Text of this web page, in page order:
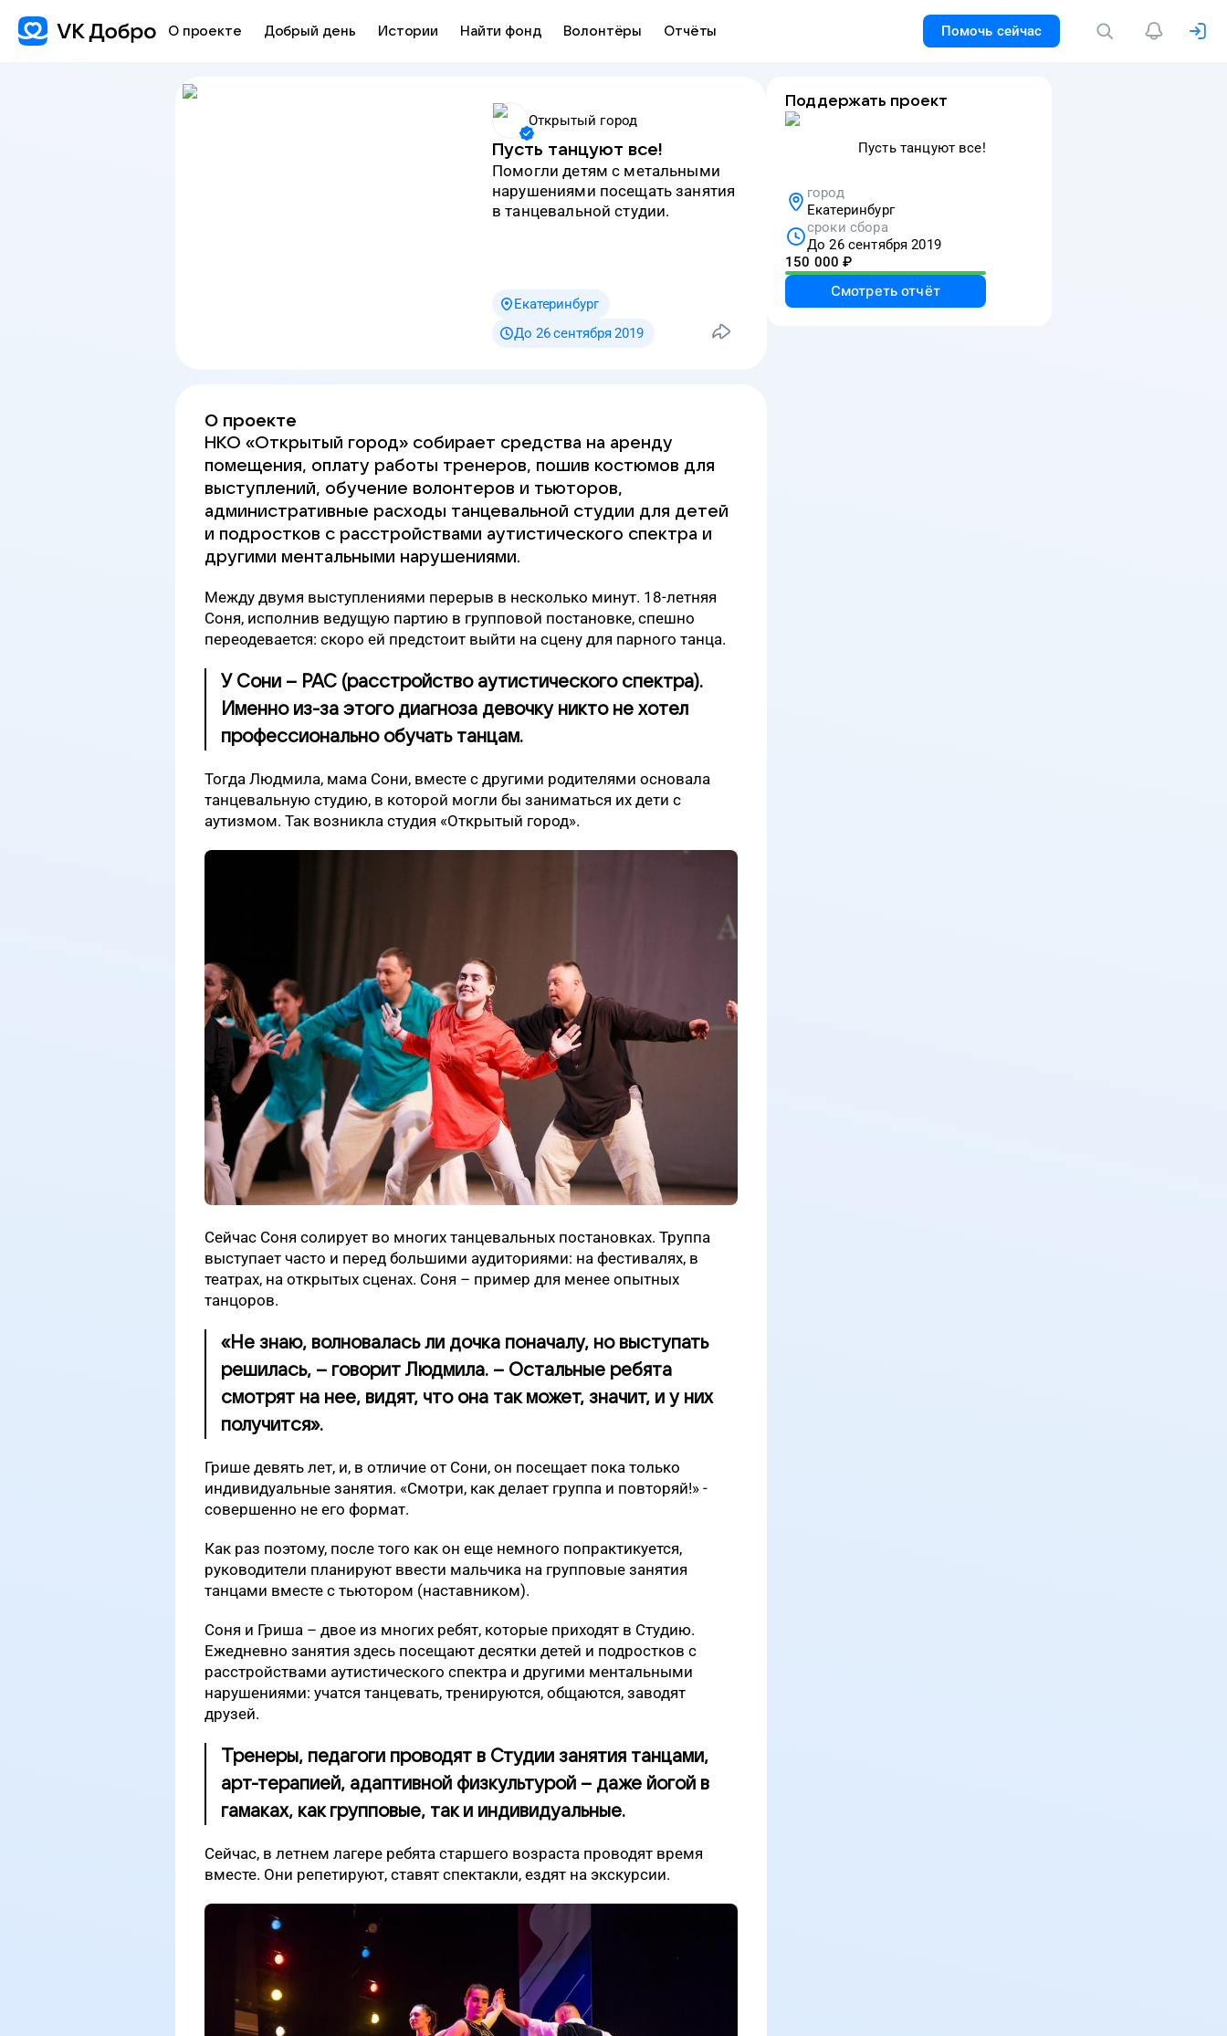
О проекте Добрый день Истории Найти фонд Волонтёры Отчёты Помочь сейчас
Открытый город
Пусть танцуют все!
Помогли детям с метальными
нарушениями посещать занятия
в танцевальной студии.
Екатеринбург
До 26 сентября 2019
О проекте
НКО «Открытый город» собирает средства на аренду
помещения, оплату работы тренеров, пошив костюмов для
выступлений, обучение волонтеров и тьюторов,
административные расходы танцевальной студии для детей
и подростков с расстройствами аутистического спектра и
другими ментальными нарушениями.
Между двумя выступлениями перерыв в несколько минут. 18-летняя
Соня, исполнив ведущую партию в групповой постановке, спешно
переодевается: скоро ей предстоит выйти на сцену для парного танца.
У Сони – РАС (расстройство аутистического спектра).
Именно из-за этого диагноза девочку никто не хотел
профессионально обучать танцам.
Тогда Людмила, мама Сони, вместе с другими родителями основала
танцевальную студию, в которой могли бы заниматься их дети с
аутизмом. Так возникла студия «Открытый город».
Сейчас Соня солирует во многих танцевальных постановках. Труппа
выступает часто и перед большими аудиториями: на фестивалях, в
театрах, на открытых сценах. Соня – пример для менее опытных
танцоров.
«Не знаю, волновалась ли дочка поначалу, но выступать
решилась, – говорит Людмила. – Остальные ребята
смотрят на нее, видят, что она так может, значит, и у них
получится».
Грише девять лет, и, в отличие от Сони, он посещает пока только
индивидуальные занятия. «Смотри, как делает группа и повторяй!» -
совершенно не его формат.
Как раз поэтому, после того как он еще немного попрактикуется,
руководители планируют ввести мальчика на групповые занятия
танцами вместе с тьютором (наставником).
Соня и Гриша – двое из многих ребят, которые приходят в Студию.
Ежедневно занятия здесь посещают десятки детей и подростков с
расстройствами аутистического спектра и другими ментальными
нарушениями: учатся танцевать, тренируются, общаются, заводят
друзей.
Тренеры, педагоги проводят в Студии занятия танцами,
арт-терапией, адаптивной физкультурой – даже йогой в
гамаках, как групповые, так и индивидуальные.
Сейчас, в летнем лагере ребята старшего возраста проводят время
вместе. Они репетируют, ставят спектакли, ездят на экскурсии.
Поддержать проект
Пусть танцуют все!
город
Екатеринбург
сроки сбора
До 26 сентября 2019
150 000 ₽
Смотреть отчёт